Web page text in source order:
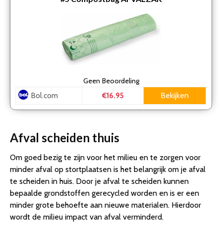
Geen Beoordeling
Bol.com €16.95 Bekijken
Afval scheiden thuis
Om goed bezig te zijn voor het milieu en te zorgen voor
minder afval op stortplaatsen is het belangrijk om je afval
te scheiden in huis. Door je afval te scheiden kunnen
bepaalde grondstoffen gerecycled worden en is er een
minder grote behoefte aan nieuwe materialen. Hierdoor
wordt de milieu impact van afval verminderd.